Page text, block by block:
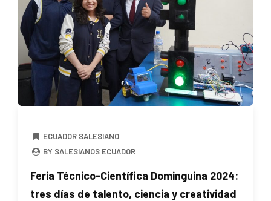
ECUADOR SALESIANO
BY SALESIANOS ECUADOR
Feria Técnico-Científica Dominguina 2024:
tres días de talento, ciencia y creatividad